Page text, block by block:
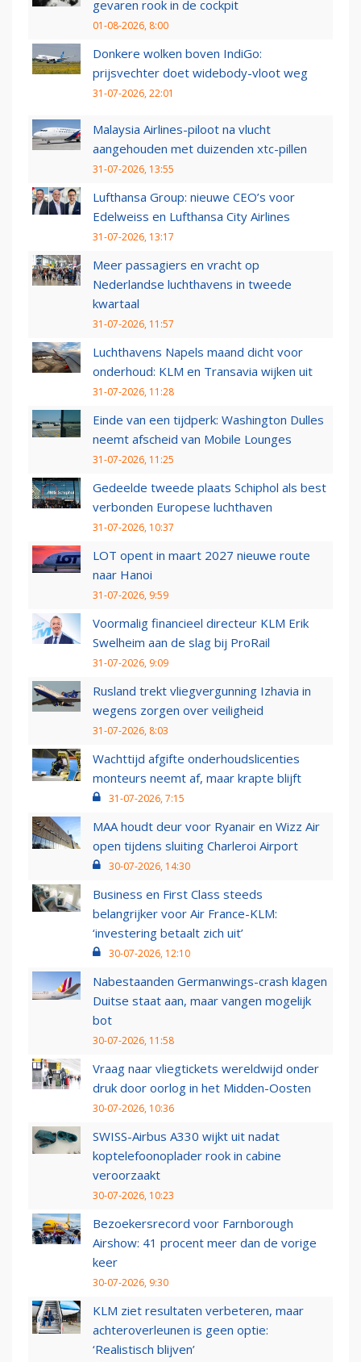
gevaren rook in de cockpit
01-08-2026, 8:00
Donkere wolken boven IndiGo:
prijsvechter doet widebody-vloot weg
31-07-2026, 22:01
Malaysia Airlines-piloot na vlucht
aangehouden met duizenden xtc-pillen
31-07-2026, 13:55
Lufthansa Group: nieuwe CEO’s voor
Edelweiss en Lufthansa City Airlines
31-07-2026, 13:17
Meer passagiers en vracht op
Nederlandse luchthavens in tweede
kwartaal
31-07-2026, 11:57
Luchthavens Napels maand dicht voor
onderhoud: KLM en Transavia wijken uit
31-07-2026, 11:28
Einde van een tijdperk: Washington Dulles
neemt afscheid van Mobile Lounges
31-07-2026, 11:25
Gedeelde tweede plaats Schiphol als best
verbonden Europese luchthaven
31-07-2026, 10:37
LOT opent in maart 2027 nieuwe route
naar Hanoi
31-07-2026, 9:59
Voormalig financieel directeur KLM Erik
Swelheim aan de slag bij ProRail
31-07-2026, 9:09
Rusland trekt vliegvergunning Izhavia in
wegens zorgen over veiligheid
31-07-2026, 8:03
Wachttijd afgifte onderhoudslicenties
monteurs neemt af, maar krapte blijft
31-07-2026, 7:15
MAA houdt deur voor Ryanair en Wizz Air
open tijdens sluiting Charleroi Airport
30-07-2026, 14:30
Business en First Class steeds
belangrijker voor Air France-KLM:
‘investering betaalt zich uit’
30-07-2026, 12:10
Nabestaanden Germanwings-crash klagen
Duitse staat aan, maar vangen mogelijk
bot
30-07-2026, 11:58
Vraag naar vliegtickets wereldwijd onder
druk door oorlog in het Midden-Oosten
30-07-2026, 10:36
SWISS-Airbus A330 wijkt uit nadat
koptelefoonoplader rook in cabine
veroorzaakt
30-07-2026, 10:23
Bezoekersrecord voor Farnborough
Airshow: 41 procent meer dan de vorige
keer
30-07-2026, 9:30
KLM ziet resultaten verbeteren, maar
achteroverleunen is geen optie:
‘Realistisch blijven’